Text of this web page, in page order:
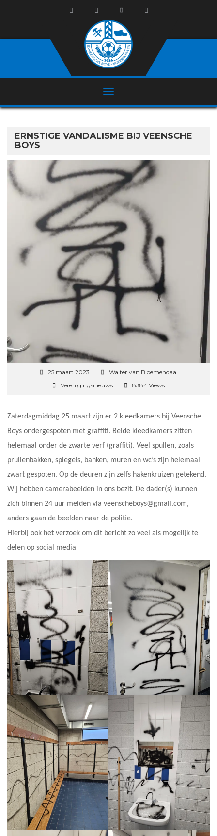
ERNSTIGE VANDALISME BIJ VEENSCHE
BOYS
25 maart 2023
Walter van Bloemendaal
Verenigingsnieuws
8384 Views
Zaterdagmiddag 25 maart zijn er 2 kleedkamers bij Veensche
Boys ondergespoten met graffiti. Beide kleedkamers zitten
helemaal onder de zwarte verf (graffiti). Veel spullen, zoals
prullenbakken, spiegels, banken, muren en wc’s zijn helemaal
zwart gespoten. Op de deuren zijn zelfs hakenkruizen getekend.
Wij hebben camerabeelden in ons bezit. De dader(s) kunnen
zich binnen 24 uur melden via veenscheboys@gmail.com,
anders gaan de beelden naar de politie.
Hierbij ook het verzoek om dit bericht zo veel als mogelijk te
delen op social media.